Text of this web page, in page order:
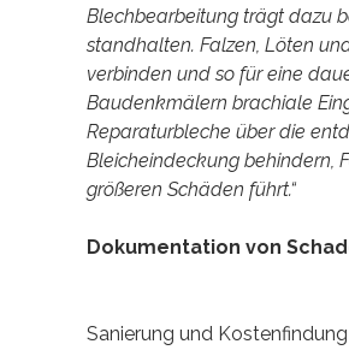
Blechbearbeitung trägt dazu
standhalten. Falzen, Löten
verbinden und so für eine
Baudenkmälern brachiale
Reparaturbleche über die
Bleicheindeckung behindern,
größeren Schäden führt.“
Dokumentation von
Sanierung und